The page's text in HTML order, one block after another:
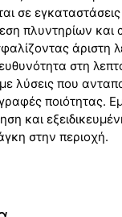
σε
πλυντηρίων και
άριστη
στη
λύσεις που
ποιότητας.
και
στην περιοχή.